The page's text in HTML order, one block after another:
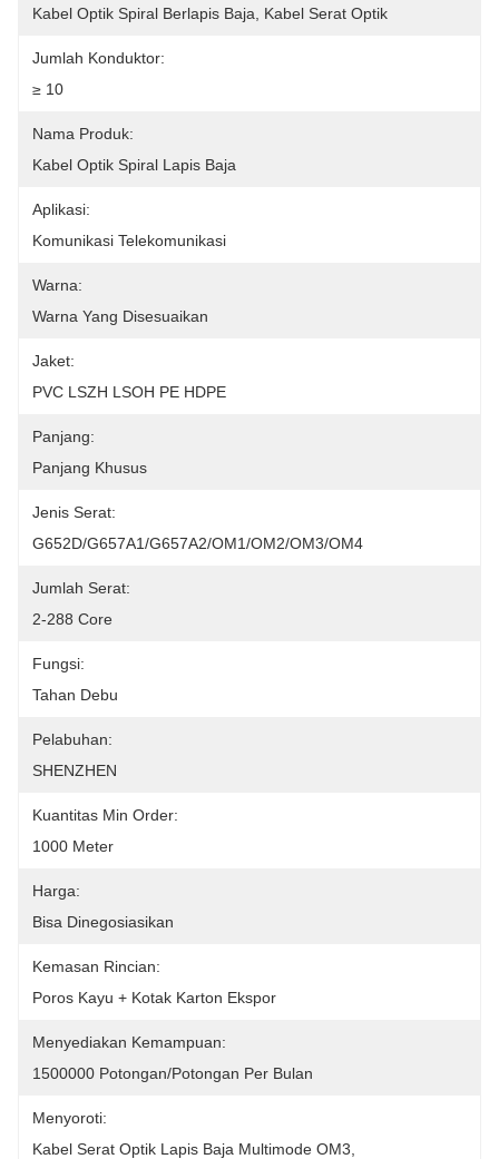
Kabel Optik Spiral Berlapis Baja, Kabel Serat Optik
Jumlah Konduktor:
≥ 10
Nama Produk:
Kabel Optik Spiral Lapis Baja
Aplikasi:
Komunikasi Telekomunikasi
Warna:
Warna Yang Disesuaikan
Jaket:
PVC LSZH LSOH PE HDPE
Panjang:
Panjang Khusus
Jenis Serat:
G652D/G657A1/G657A2/OM1/OM2/OM3/OM4
Jumlah Serat:
2-288 Core
Fungsi:
Tahan Debu
Pelabuhan:
SHENZHEN
Kuantitas Min Order:
1000 Meter
Harga:
Bisa Dinegosiasikan
Kemasan Rincian:
Poros Kayu + Kotak Karton Ekspor
Menyediakan Kemampuan:
1500000 Potongan/potongan Per Bulan
Menyoroti:
Kabel Serat Optik Lapis Baja Multimode OM3